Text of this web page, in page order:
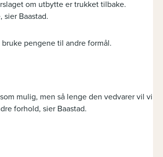
om utbytte er trukket tilbake.
Baastad.
pengene til andre formål.
mulig, men så lenge den vedvarer vil vi
forhold, sier Baastad.